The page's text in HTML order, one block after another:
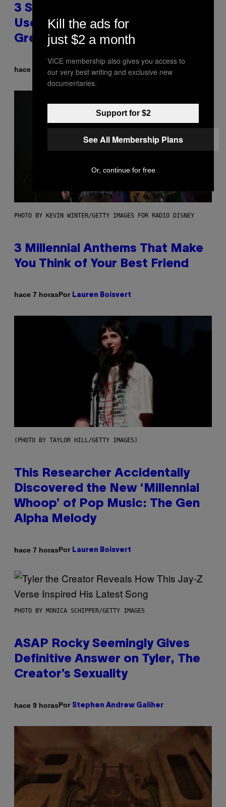
3 Songs That Were Commonly
Used As a Ringtone or Voicemail
Greeting in the 2000s
hace 6 horas Por Dan Milam
PHOTO BY KEVIN WINTER/GETTY IMAGES FOR RADIO DISNEY
3 Millennial Anthems That Make
You Think of Your Best Friend
hace 7 horasPor Lauren Boisvert
(PHOTO BY TAYLOR HILL/GETTY IMAGES)
This Researcher Accidentally
Discovered the New ‘Millennial
Whoop’ of Pop Music: The Gen
Alpha Melody
hace 7 horasPor Lauren Boisvert
PHOTO BY MONICA SCHIPPER/GETTY IMAGES
ASAP Rocky Seemingly Gives
Definitive Answer on Tyler, The
Creator’s Sexuality
hace 9 horasPor Stephen Andrew Galiher
Kill the ads for
just $2 a month
VICE membership also gives you access to
our very best writing and exclusive new
documentaries.
Support for $2
See All Membership Plans
Or, continue for free